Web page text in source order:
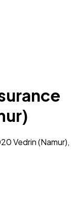
Vedrin (Namur),